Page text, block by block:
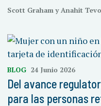
Scott Graham y Anahit
BLOG 24 Junio 2026
Del avance
para las personas